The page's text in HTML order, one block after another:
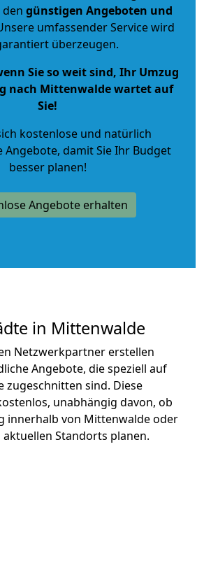
günstigen Angeboten und
umfassender Service wird
überzeugen.
Sie so weit sind, Ihr Umzug
nach Mittenwalde wartet auf
Sie!
kostenlose und natürlich
Angebote, damit Sie Ihr Budget
besser planen!
Angebote erhalten
in Mittenwalde
Netzwerkpartner erstellen
Angebote, die speziell auf
zugeschnitten sind. Diese
unabhängig davon, ob
innerhalb von Mittenwalde oder
Standorts planen.